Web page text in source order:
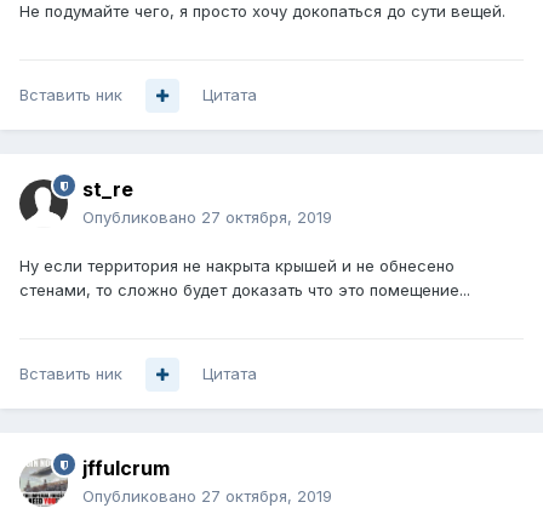
Не подумайте чего, я просто хочу докопаться до сути вещей.
Вставить ник Цитата
st_re
Опубликовано 27 октября, 2019
Ну если территория не накрыта крышей и не обнесено
стенами, то сложно будет доказать что это помещение...
Вставить ник Цитата
jffulcrum
Опубликовано 27 октября, 2019